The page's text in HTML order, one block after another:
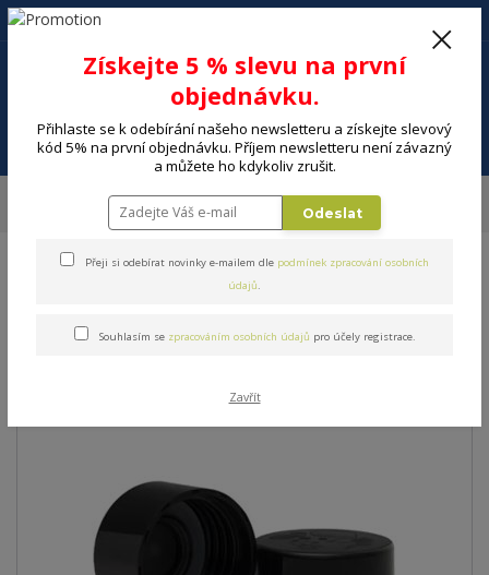
Menu
+420 602 494 600
Víčko náhradní SODASTREAM Víčko černé
Víčko náhradní
SODASTREAM Víčko černé
Získejte 5 % slevu na první
objednávku.
Přihlaste se k odebírání našeho newsletteru a získejte slevový
kód 5% na první objednávku. Příjem newsletteru není závazný
a můžete ho kdykoliv zrušit.
Odeslat
Přeji si odebírat novinky e-mailem dle podmínek zpracování osobních
údajů.
Souhlasím se zpracováním osobních údajů pro účely registrace.
Zavřít